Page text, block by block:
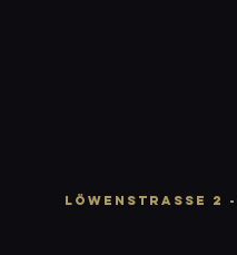
LÖWENSTRASSE 2